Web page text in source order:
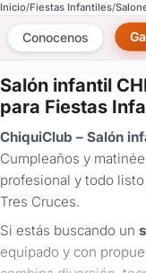
Inicio Fiestas Infantiles
Conocenos
Salón infantil
para Fiestas
ChiquiClub – Salón
Cumpleaños y
profesional y todo
Tres Cruces.
Si estás buscando un
equipado y con
×
Consultar
¿Ya
tenés
cuenta?
sesión
aquí